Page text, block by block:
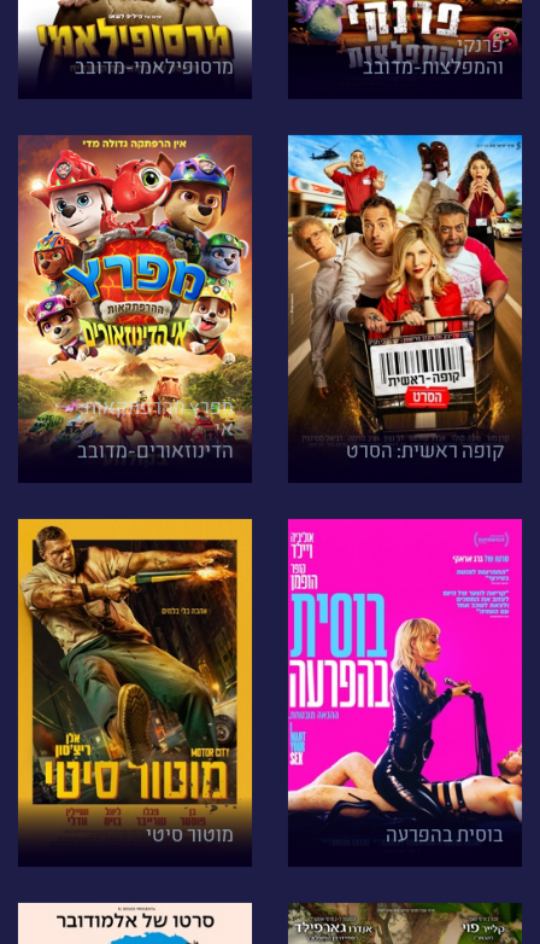
פרנקי
והמפלצות-מדובב
מרסופילאמי-מדובב
קופה ראשית: הסרט
מפרץ ההרפתקאות:
אי
הדינוזאורים-מדובב
בוסית בהפרעה מוטור סיטי